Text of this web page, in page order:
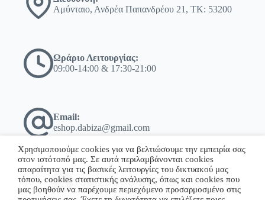
Αμύνταιο, Ανδρέα Παπανδρέου 21, ΤΚ: 53200
Ωράριο Λειτουργίας:
09:00-14:00 & 17:30-21:00
Email:
eshop.dabiza@gmail.com
+30 23860 23775
Χρησιμοποιούμε cookies για να βελτιώσουμε την εμπειρία σας
στον ιστότοπό μας. Σε αυτά περιλαμβάνονται cookies
απαραίτητα για τις βασικές λειτουργίες του δικτυακού μας
τόπου, cookies στατιστικής ανάλυσης, όπως και cookies που
μας βοηθούν να παρέχουμε περιεχόμενο προσαρμοσμένο στις